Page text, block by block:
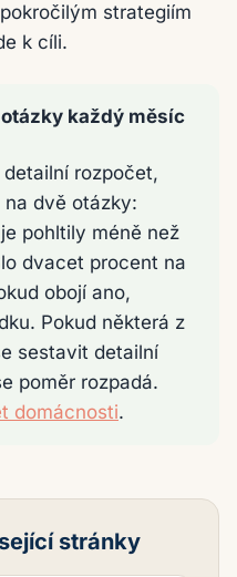
strategiím
k cíli.
každý měsíc
rozpočet,
dvě otázky:
pohltily méně než
dvacet procent na
obojí ano,
Pokud některá z
sestavit detailní
poměr rozpadá.
domácnosti.
stránky